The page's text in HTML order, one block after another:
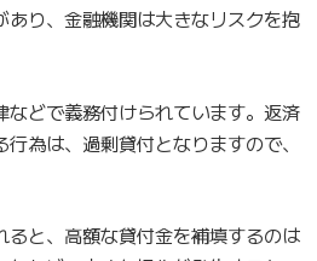
あり、金融機関は大きなリスクを抱
などで義務付けられています。返済
為は、過剰貸付となりますので、
ると、高額な貸付金を補填するのは